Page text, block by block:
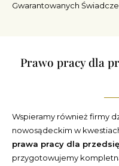
Gwarantowanych
Prawo pracy dla
Wspieramy również firmy
nowosądeckim w
prawa pracy dla
przygotowujemy